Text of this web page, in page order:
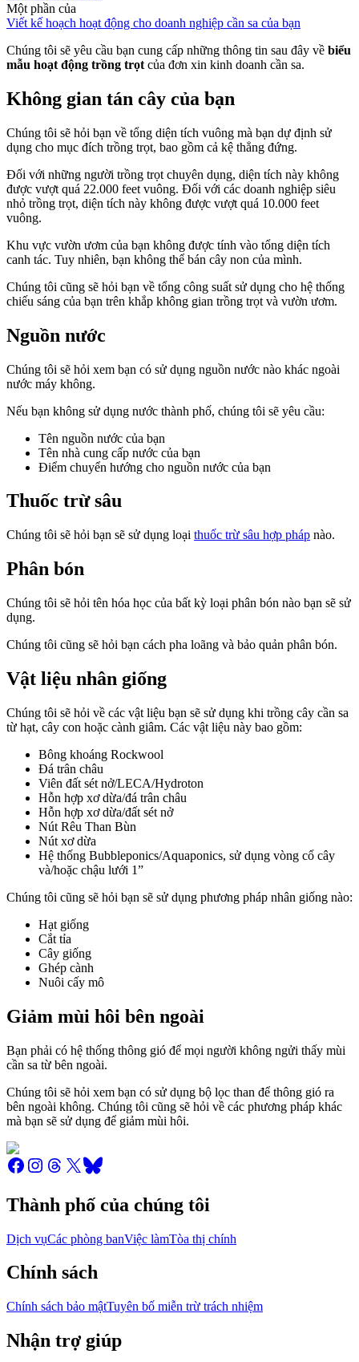
Một phần của
Viết kế hoạch hoạt động cho doanh nghiệp cần sa của bạn
Chúng tôi sẽ yêu cầu bạn cung cấp những thông tin sau đây về biểu
mẫu hoạt động trồng trọt của đơn xin kinh doanh cần sa.
Không gian tán cây của bạn
Chúng tôi sẽ hỏi bạn về tổng diện tích vuông mà bạn dự định sử
dụng cho mục đích trồng trọt, bao gồm cả kệ thẳng đứng.
Đối với những người trồng trọt chuyên dụng, diện tích này không
được vượt quá 22.000 feet vuông. Đối với các doanh nghiệp siêu
nhỏ trồng trọt, diện tích này không được vượt quá 10.000 feet
vuông.
Khu vực vườn ươm của bạn không được tính vào tổng diện tích
canh tác. Tuy nhiên, bạn không thể bán cây non của mình.
Chúng tôi cũng sẽ hỏi bạn về tổng công suất sử dụng cho hệ thống
chiếu sáng của bạn trên khắp không gian trồng trọt và vườn ươm.
Nguồn nước
Chúng tôi sẽ hỏi xem bạn có sử dụng nguồn nước nào khác ngoài
nước máy không.
Nếu bạn không sử dụng nước thành phố, chúng tôi sẽ yêu cầu:
Tên nguồn nước của bạn
Tên nhà cung cấp nước của bạn
Điểm chuyển hướng cho nguồn nước của bạn
Thuốc trừ sâu
Chúng tôi sẽ hỏi bạn sẽ sử dụng loại thuốc trừ sâu hợp pháp nào.
Phân bón
Chúng tôi sẽ hỏi tên hóa học của bất kỳ loại phân bón nào bạn sẽ sử
dụng.
Chúng tôi cũng sẽ hỏi bạn cách pha loãng và bảo quản phân bón.
Vật liệu nhân giống
Chúng tôi sẽ hỏi về các vật liệu bạn sẽ sử dụng khi trồng cây cần sa
từ hạt, cây con hoặc cành giâm. Các vật liệu này bao gồm:
Bông khoáng Rockwool
Đá trân châu
Viên đất sét nở/LECA/Hydroton
Hỗn hợp xơ dừa/đá trân châu
Hỗn hợp xơ dừa/đất sét nở
Nút Rêu Than Bùn
Nút xơ dừa
Hệ thống Bubbleponics/Aquaponics, sử dụng vòng cổ cây
và/hoặc chậu lưới 1”
Chúng tôi cũng sẽ hỏi bạn sẽ sử dụng phương pháp nhân giống nào:
Hạt giống
Cắt tỉa
Cây giống
Ghép cành
Nuôi cấy mô
Giảm mùi hôi bên ngoài
Bạn phải có hệ thống thông gió để mọi người không ngửi thấy mùi
cần sa từ bên ngoài.
Chúng tôi sẽ hỏi xem bạn có sử dụng bộ lọc than để thông gió ra
bên ngoài không. Chúng tôi cũng sẽ hỏi về các phương pháp khác
mà bạn sẽ sử dụng để giảm mùi hôi.
Thành phố của chúng tôi
Dịch vụCác phòng banViệc làmTòa thị chính
Chính sách
Chính sách bảo mậtTuyên bố miễn trừ trách nhiệm
Nhận trợ giúp